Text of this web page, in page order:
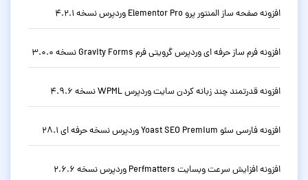
افزونه صفحه ساز المنتور پرو Elementor Pro وردپرس نسخه 4.2.1
افزونه فرم ساز حرفه ای وردپرس گرویتی فرم Gravity Forms نسخه 3.0.0
افزونه قدرتمند چند زبانه کردن سایت وردپرس WPML نسخه 4.9.6
افزونه فارسی سئو Yoast SEO Premium وردپرس نسخه حرفه ای 28.1
افزونه افزایش سرعت وبسایت Perfmatters وردپرس نسخه 2.6.6